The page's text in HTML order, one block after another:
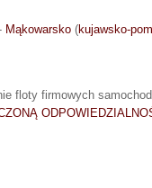
Mąkowarsko (kujawsko-
floty firmowych